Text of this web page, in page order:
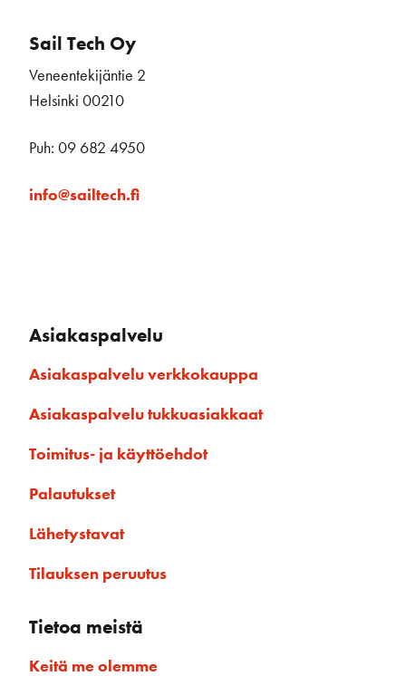
Sail Tech Oy
Veneentekijäntie 2
Helsinki 00210
Puh: 09 682 4950
info@sailtech.fi
Asiakaspalvelu
Asiakaspalvelu verkkokauppa
Asiakaspalvelu tukkuasiakkaat
Toimitus- ja käyttöehdot
Palautukset
Lähetystavat
Tilauksen peruutus
Tietoa meistä
Keitä me olemme